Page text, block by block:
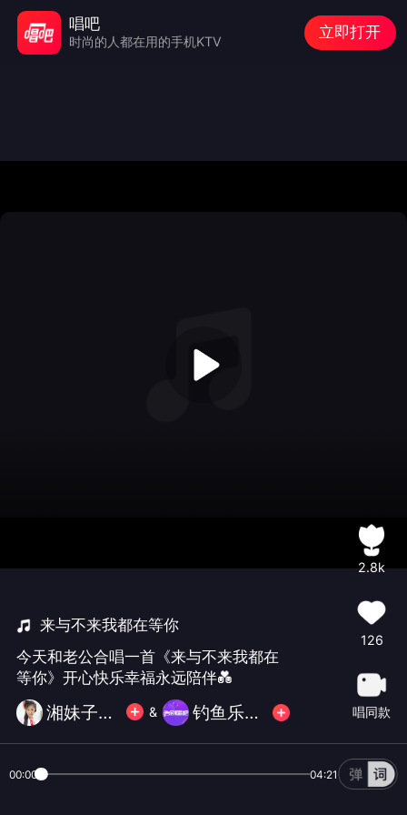
来与不来我都在等你
今天和老公合唱一首《来与不来我都在
等你》开心快乐幸福永远陪伴💑
湘妹子圆圆旧歌不互动抱歉 & 钓鱼乐🐠不玩币
2.8k
126
唱同款
00:00 04:21
唱吧
时尚的人都在用的手机KTV
立即打开